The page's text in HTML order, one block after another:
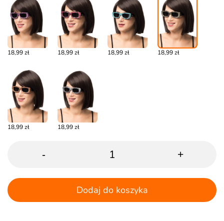
18,99 zł 18,99 zł 18,99 zł 18,99 zł
18,99 zł 18,99 zł
- +
Dodaj do koszyka